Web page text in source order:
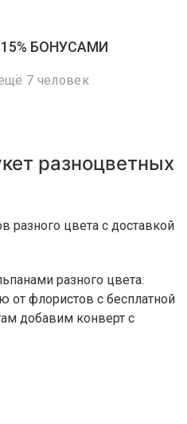
БОНУСАМИ
7 человек
разноцветных
разного цвета с доставкой
разного цвета.
флористов с бесплатной
добавим конверт с